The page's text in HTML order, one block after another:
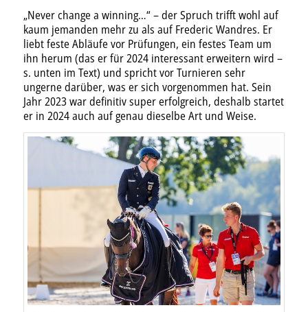
„Never change a winning…“ – der Spruch trifft wohl auf
kaum jemanden mehr zu als auf Frederic Wandres. Er
liebt feste Abläufe vor Prüfungen, ein festes Team um
ihn herum (das er für 2024 interessant erweitern wird –
s. unten im Text) und spricht vor Turnieren sehr
ungerne darüber, was er sich vorgenommen hat. Sein
Jahr 2023 war definitiv super erfolgreich, deshalb startet
er in 2024 auch auf genau dieselbe Art und Weise.